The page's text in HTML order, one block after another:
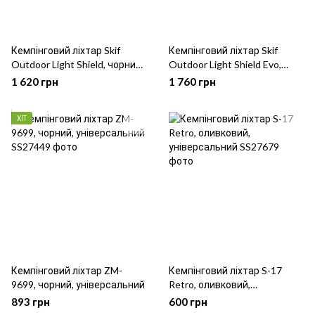
Кемпінговий ліхтар Skif
Outdoor Light Shield, чорний,
універсальний
1 620 грн
Кемпінговий ліхтар Skif
Outdoor Light Shield Evo,
мультиколір, універсальний
1 760 грн
ХІТ
Кемпінговий ліхтар ZM-
9699, чорний, універсальний
893 грн
Кемпінговий ліхтар S-17
Retro, оливковий,
універсальний
600 грн